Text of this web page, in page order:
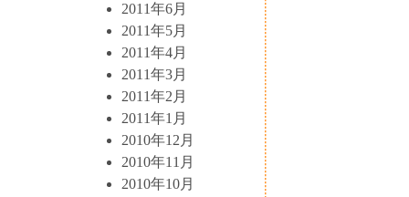
2011年6月
2011年5月
2011年4月
2011年3月
2011年2月
2011年1月
2010年12月
2010年11月
2010年10月